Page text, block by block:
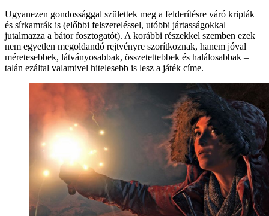
Ugyanezen gondossággal születtek meg a felderítésre váró kripták
és sírkamrák is (előbbi felszereléssel, utóbbi jártasságokkal
jutalmazza a bátor fosztogatót). A korábbi részekkel szemben ezek
nem egyetlen megoldandó rejtvényre szorítkoznak, hanem jóval
méretesebbek, látványosabbak, összetettebbek és halálosabbak –
talán ezáltal valamivel hitelesebb is lesz a játék címe.